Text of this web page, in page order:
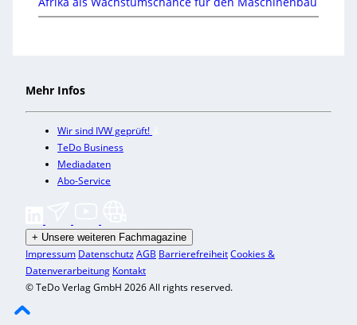
Mehr Infos
Wir sind IVW geprüft!
TeDo Business
Mediadaten
Abo-Service
+ Unsere weiteren Fachmagazine
Impressum DatenschutzAGB BarrierefreiheitCookies &
Datenverarbeitung Kontakt
© TeDo Verlag GmbH 2026 All rights reserved.